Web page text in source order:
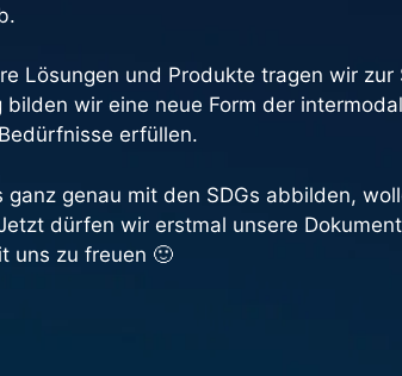
Lösungen und Produkte tragen wir
bilden wir eine neue Form der
erfüllen.
ganz genau mit den SDGs abbilden,
dürfen wir erstmal unsere
uns zu freuen 🙂